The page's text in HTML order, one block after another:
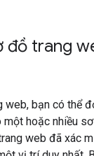
đồ trang
web, bạn có thể
hoặc nhiều
web đã xác